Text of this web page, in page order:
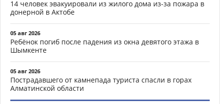
14 человек эвакуировали из жилого дома из-за пожара в
донерной в Актобе
05 авг 2026
Ребёнок погиб после падения из окна девятого этажа в
Шымкенте
05 авг 2026
Пострадавшего от камнепада туриста спасли в горах
Алматинской области